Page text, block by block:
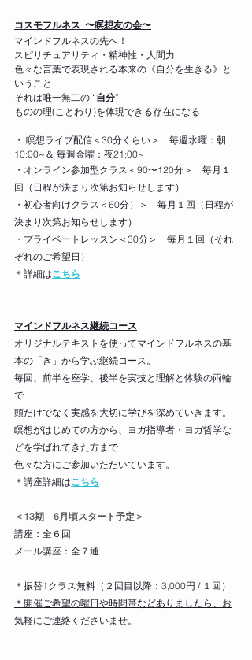
コスモフルネス  〜瞑想友の会〜
マインドフルネスの先へ！
スピリチュアリティ・精神性・人間力
色々な言葉で表現される本来の《自分を生きる》と
いうこと
​それは唯一無二の “自分”
ものの理(ことわり)​を体現できる存在になる
・ 瞑想ライブ配信＜30分くらい＞　毎週水曜：朝
10:00~＆ 毎週金曜：夜21:00~
・オンライン参加型クラス＜90〜120分＞　毎月１
回（日程が決まり次第お知らせします）
・初心者向けクラス＜60分）＞　毎月１回（日程が
決まり次第お知らせします）
・プライベートレッスン＜30分＞　毎月１回（それ
ぞれのご希望日）
＊詳細はこちら
マインドフルネス継続コース
オリジナルテキストを使ってマインドフルネスの基
本の「き」から学ぶ継続コース。
毎回、前半を座学、後半を実技と理解と体験の両輪
で
頭だけでなく実感を大切に学びを深めていきます。
瞑想がはじめての方から、ヨガ指導者・ヨガ哲学な
どを学ばれてきた方まで
色々な方にご参加いただいています。
＊講座詳細はこちら
＜13期　6月頃スタート予定＞
講座：全６回
メール講座：全７通
＊振替1クラス無料（２回目以降：3,000円 / １回）​
＊開催ご希望の曜日や時間帯などありましたら、お
気軽にご連絡くださいませ。